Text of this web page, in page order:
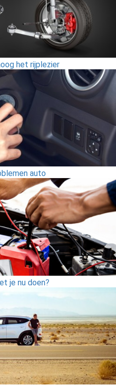
het rijplezier
auto
je nu doen?